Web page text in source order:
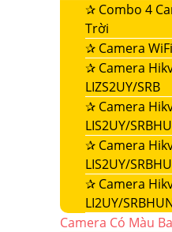
✰ Combo 4
Trời
✰ Camera
✰ Camera
LIZS2UY/SRB
✰ Camera
LIS2UY/
✰ Camera
LIS2UY/
✰ Camera
LI2UY/
Camera Có Màu